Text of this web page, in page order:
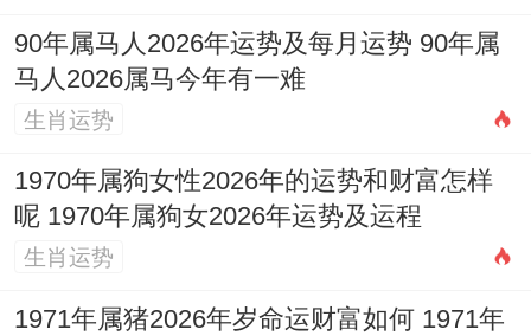
2026年8月22日星期六
农历:二零二六年七月初十 属马
岁次：丙午年丙申月己巳日岁煞东
甲子五行：木 十二神：建执位 值神:金匮
90年属马人2026年运势及每月运势 90年属
马人2026属马今年有一难
生肖运势
1970年属狗女性2026年的运势和财富怎样
呢 1970年属狗女2026年运势及运程
生肖运势
1971年属猪2026年岁命运财富如何 1971年